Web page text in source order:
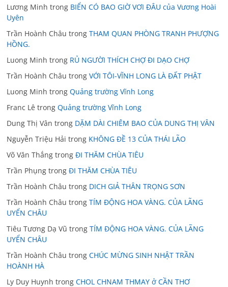
Lương Minh trong BIỂN CÓ BAO GIỜ VƠI ĐÂU của Vương Hoài
Uyên
Trần Hoành Châu trongTHAM QUAN PHÒNG TRANH PHƯỢNG
HỒNG.
Luong Minh trong RỦ NGƯỜI THÍCH CHỢ ĐI DẠO CHỢ
Trần Hoành Châu trongVỚI TÔI-VĨNH LONG LÀ ĐẤT PHẬT
Luong Minh trongQuảng trường Vĩnh Long
Franc Lê trongQuảng trường Vĩnh Long
Dung Thị Vân trong DẶM DÀI CHIÊM BAO CỦA DUNG THỊ VÂN
Nguyễn Triệu Hải trong KHÔNG ĐỀ 13 CỦA THÁI LÃO
Võ Văn Thắng trongĐI THĂM CHÙA TIÊU
Trần Phụng trongĐI THĂM CHÙA TIÊU
Trần Hoành Châu trong DICH GIẢ THÂN TRỌNG SƠN
Trần Hoành Châu trongTÍM ĐỘNG HOA VÀNG. CỦA LÃNG
UYỂN CHÂU
Tiêu Tương Dạ Vũ trongTÍM ĐỘNG HOA VÀNG. CỦA LÃNG
UYỂN CHÂU
Trần Hoành Châu trongCHÚC MỪNG SINH NHẬT TRẦN
HOÀNH HÀ
Ly Duy Huynh trongCHOL CHNAM THMAY ở CẦN THƠ